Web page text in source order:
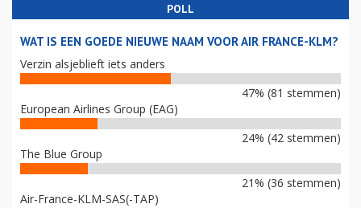
POLL
WAT IS EEN GOEDE NIEUWE NAAM VOOR AIR FRANCE-KLM?
Verzin alsjeblieft iets anders
47% (81 stemmen)
European Airlines Group (EAG)
24% (42 stemmen)
The Blue Group
21% (36 stemmen)
Air-France-KLM-SAS(-TAP)